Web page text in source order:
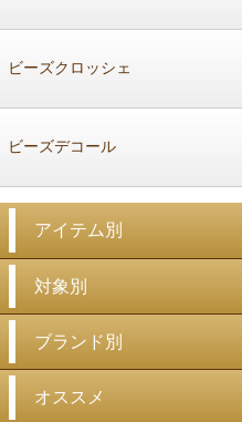
ビーズクロッシェ
ビーズデコール
アイテム別
対象別
ブランド別
オススメ